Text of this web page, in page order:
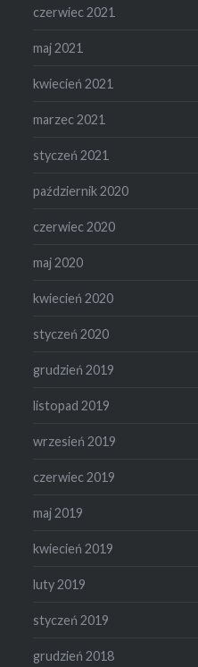
czerwiec 2021
maj 2021
kwiecień 2021
marzec 2021
styczeń 2021
październik 2020
czerwiec 2020
maj 2020
kwiecień 2020
styczeń 2020
grudzień 2019
listopad 2019
wrzesień 2019
czerwiec 2019
maj 2019
kwiecień 2019
luty 2019
styczeń 2019
grudzień 2018